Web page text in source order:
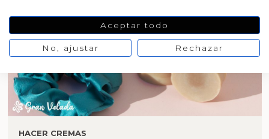
HACER CREMAS
Aceptar todo
No, ajustar Rechazar